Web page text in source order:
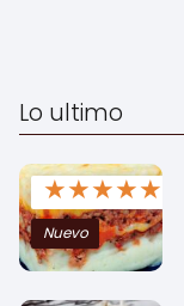
Lo ultimo
★★★★★
Nuevo